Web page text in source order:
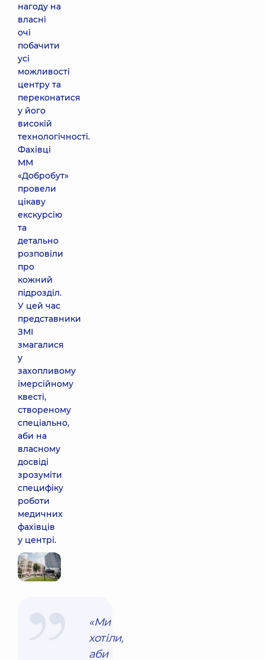
нагоду на
власні
очі
побачити
усі
можливості
центру та
переконатися
у його
високій
технологічності.
Фахівці
ММ
«Добробут»
провели
цікаву
екскурсію
та
детально
розповіли
про
кожний
підрозділ.
У цей час
представники
ЗМІ
змагалися
у
захопливому
імерсійному
квесті,
створеному
спеціально,
аби на
власному
досвіді
зрозуміти
специфіку
роботи
медичних
фахівців
у центрі.
«Ми
хотіли,
аби